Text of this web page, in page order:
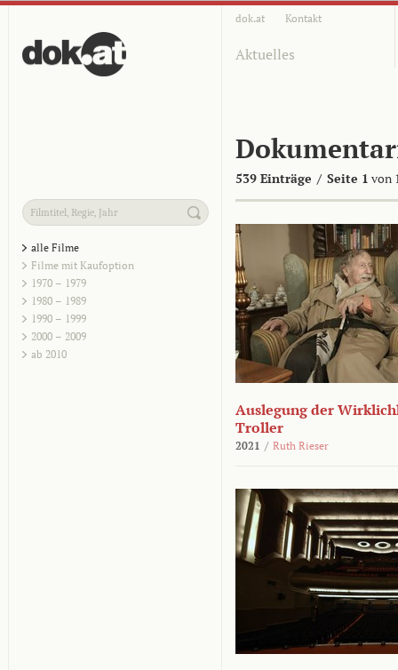
dok.at Kontakt
Aktuelles
539 Einträge / Seite 1 von
alle Filme
Filme mit Kaufoption
1970 – 1979
1980 – 1989
1990 – 1999
2000 – 2009
ab 2010
Auslegung der
Troller
2021 / Ruth Rieser